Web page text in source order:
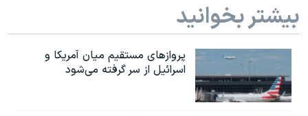
بیشتر بخوانید
پروازهای مستقیم میان آمریکا و
اسرائیل از سر گرفته می‌شود